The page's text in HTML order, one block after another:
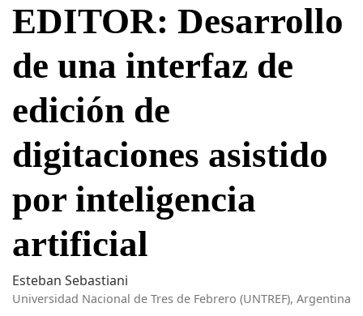
EDITOR: Desarrollo
de una interfaz de
edición de
digitaciones asistido
por inteligencia
artificial
Esteban Sebastiani
Universidad Nacional de Tres de Febrero (UNTREF), Argentina